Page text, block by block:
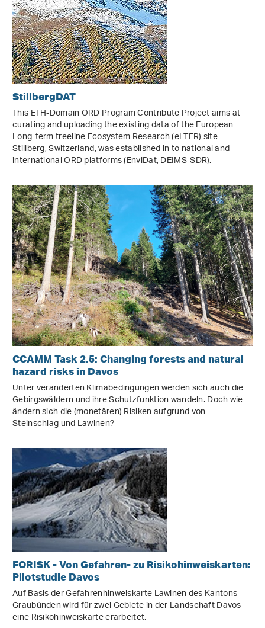
StillbergDAT
This ETH-Domain ORD Program Contribute Project aims at
curating and uploading the existing data of the European
Long-term treeline Ecosystem Research (eLTER) site
Stillberg, Switzerland, was established in to national and
international ORD platforms (EnviDat, DEIMS-SDR).
CCAMM Task 2.5: Changing forests and natural
hazard risks in Davos
Unter veränderten Klimabedingungen werden sich auch die
Gebirgswäldern und ihre Schutzfunktion wandeln. Doch wie
ändern sich die (monetären) Risiken aufgrund von
Steinschlag und Lawinen?
FORISK - Von Gefahren- zu Risikohinweiskarten:
Pilotstudie Davos
Auf Basis der Gefahrenhinweiskarte Lawinen des Kantons
Graubünden wird für zwei Gebiete in der Landschaft Davos
eine Risikohinweiskarte erarbeitet.